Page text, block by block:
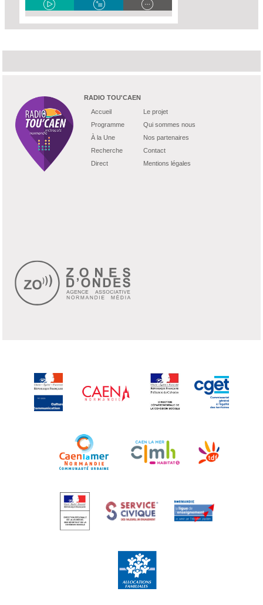
RADIO TOU'CAEN
Accueil
Programme
À la Une
Recherche
Direct
Le projet
Qui sommes nous
Nos partenaires
Contact
Mentions légales